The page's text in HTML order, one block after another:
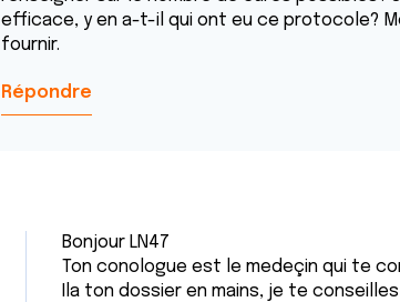
efficace, y en a-t-il qui ont eu ce protocole?
fournir.
Répondre
Bonjour LN47
Ton conologue est le medeçin qui te
Ila ton dossier en mains, je te